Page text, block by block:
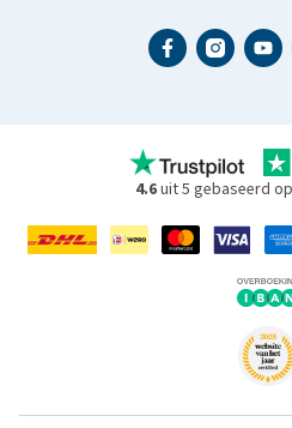
4.6uit 5 gebaseerd op